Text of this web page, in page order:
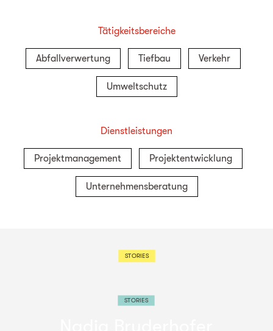
Tätigkeitsbereiche
Abfallverwertung Tiefbau Verkehr
Umweltschutz
Dienstleistungen
Projektmanagement Projektentwicklung
Unternehmensberatung
STORIES
STORIES